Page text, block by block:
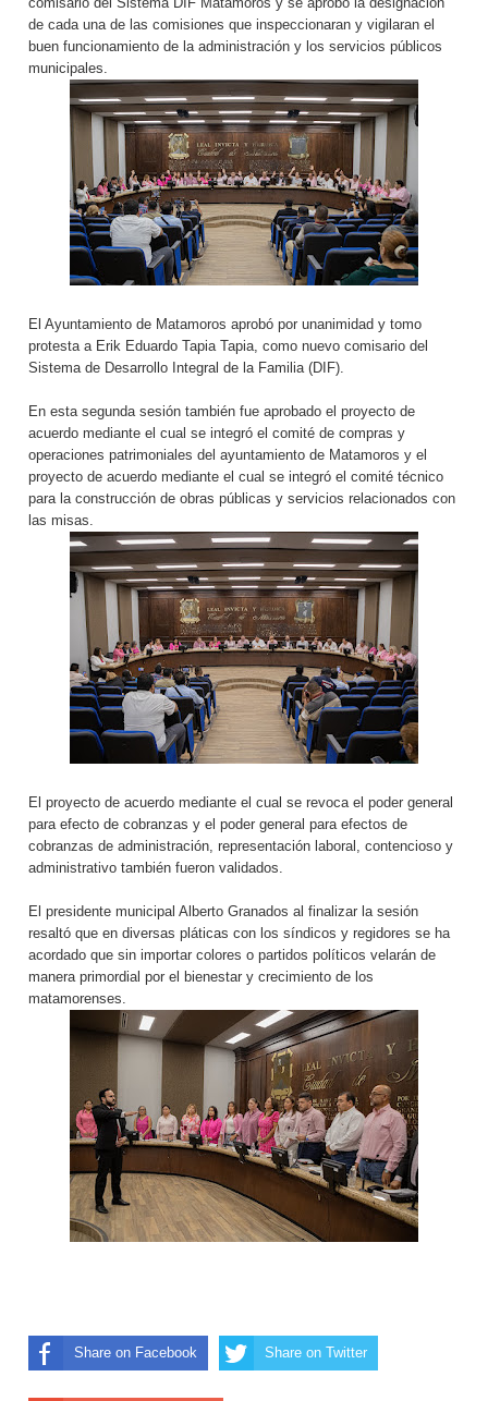
de cada una de las comisiones que inspeccionaran y vigilaran el
buen funcionamiento de la administración y los servicios públicos
municipales.
El Ayuntamiento de Matamoros aprobó por unanimidad y tomo
protesta a Erik Eduardo Tapia Tapia, como nuevo comisario del
Sistema de Desarrollo Integral de la Familia (DIF).
En esta segunda sesión también fue aprobado el proyecto de
acuerdo mediante el cual se integró el comité de compras y
operaciones patrimoniales del ayuntamiento de Matamoros y el
proyecto de acuerdo mediante el cual se integró el comité técnico
para la construcción de obras públicas y servicios relacionados con
las misas.
El proyecto de acuerdo mediante el cual se revoca el poder general
para efecto de cobranzas y el poder general para efectos de
cobranzas de administración, representación laboral, contencioso y
administrativo también fueron validados.
El presidente municipal Alberto Granados al finalizar la sesión
resaltó que en diversas pláticas con los síndicos y regidores se ha
acordado que sin importar colores o partidos políticos velarán de
manera primordial por el bienestar y crecimiento de los
matamorenses.
Share on Facebook Share on Twitter